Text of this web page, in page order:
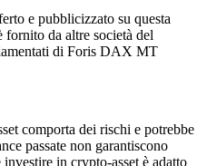
e pubblicizzato su questa
fornito da altre società del
di Foris DAX MT
comporta dei rischi e potrebbe
passate non garantiscono
in crypto-asset è adatto